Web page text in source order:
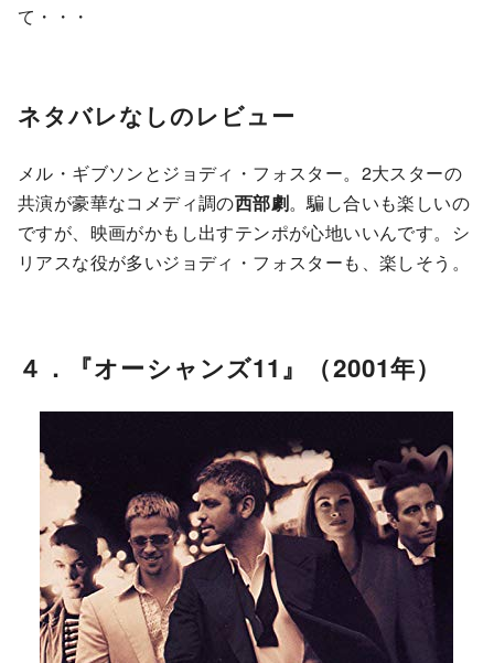
て・・・
ネタバレなしのレビュー
メル・ギブソンとジョディ・フォスター。2大スターの
共演が豪華なコメディ調の西部劇。騙し合いも楽しいの
ですが、映画がかもし出すテンポが心地いいんです。シ
リアスな役が多いジョディ・フォスターも、楽しそう。
４．『オーシャンズ11』（2001年）